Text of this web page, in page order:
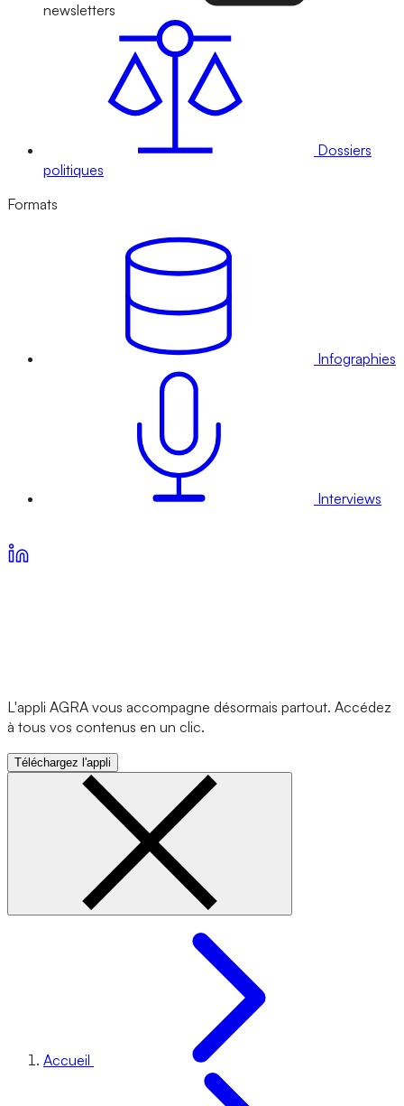
newsletters
Dossiers
politiques
Formats
Infographies
Interviews
L'appli AGRA vous accompagne désormais partout. Accédez
à tous vos contenus en un clic.
Téléchargez l'appli
Accueil